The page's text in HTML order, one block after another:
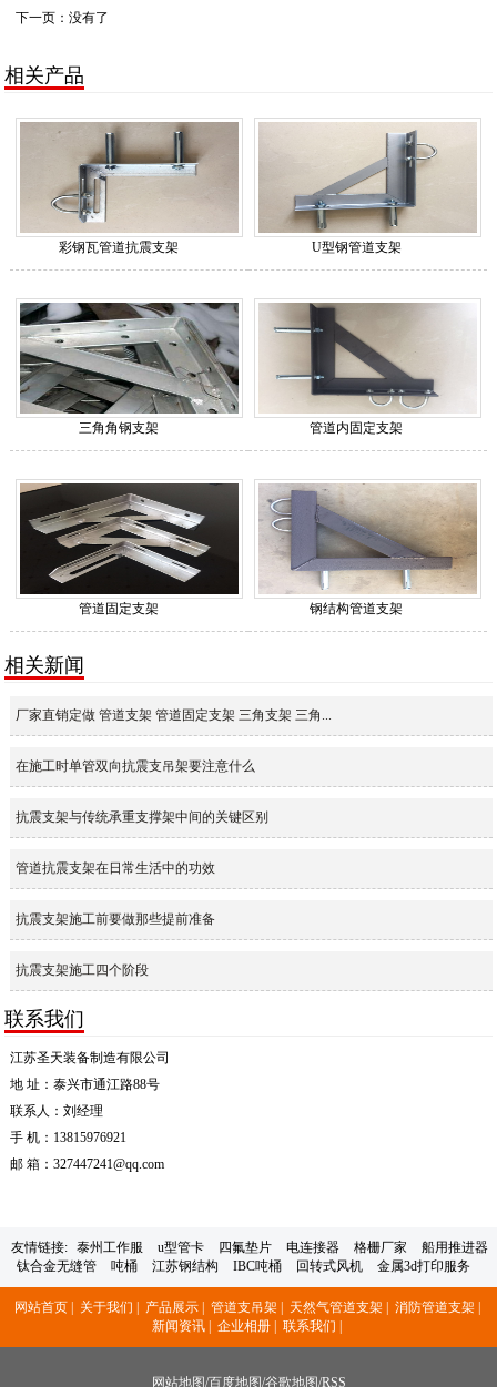
下一页：没有了
相关产品
彩钢瓦管道抗震支架 U型钢管道支架
三角角钢支架 管道内固定支架
管道固定支架 钢结构管道支架
相关新闻
厂家直销定做 管道支架 管道固定支架 三角支架 三角...
在施工时单管双向抗震支吊架要注意什么
抗震支架与传统承重支撑架中间的关键区别
管道抗震支架在日常生活中的功效
抗震支架施工前要做那些提前准备
抗震支架施工四个阶段
联系我们
江苏圣天装备制造有限公司
地 址：泰兴市通江路88号
联系人：刘经理
手 机：13815976921
邮 箱：327447241@qq.com
友情链接: 泰州工作服 u型管卡 四氟垫片 电连接器 格栅厂家
船用推进器
钛合金无缝管
吨桶 江苏钢结构 IBC吨桶 回转式风机 金属3d打印服务
网站首页 | 关于我们 | 产品展示 | 管道支吊架 | 天然气管道支架 | 消防管道支架 |
新闻资讯 | 企业相册 | 联系我们 |
网站地图/百度地图/谷歌地图/RSS